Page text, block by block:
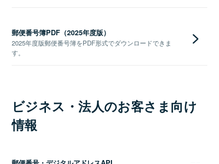
郵便番号簿PDF（2025年度版）
2025年度版郵便番号簿をPDF形式でダウンロードできま
す。
ビジネス・法人のお客さま向け
情報